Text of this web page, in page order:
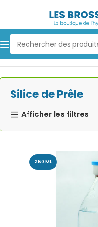
Accueil Autres Homéostasie
Silice de Prêle
Afficher les filtres
250 ML